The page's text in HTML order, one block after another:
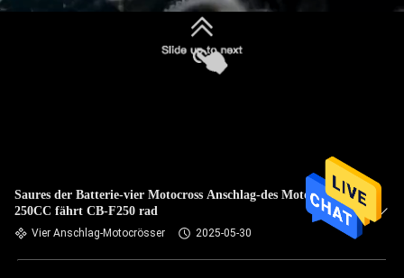
Saures der Batterie-vier Motocross Anschlag-des Motocross-
250CC fährt CB-F250 rad
Vier Anschlag-Motocrösser 2025-05-30